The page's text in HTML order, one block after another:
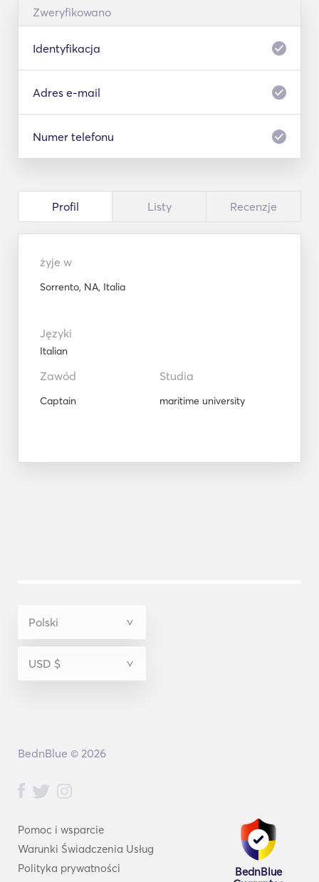
Zweryfikowano
Identyfikacja
Adres e-mail
Numer telefonu
Profil Listy Recenzje
żyje w
Sorrento, NA, Italia
Języki
Italian
Zawód
Captain
Studia
maritime university
Pomoc i wsparcie
Warunki Świadczenia Usług
Polityka prywatności
BednBlue
BednBlue © 2026